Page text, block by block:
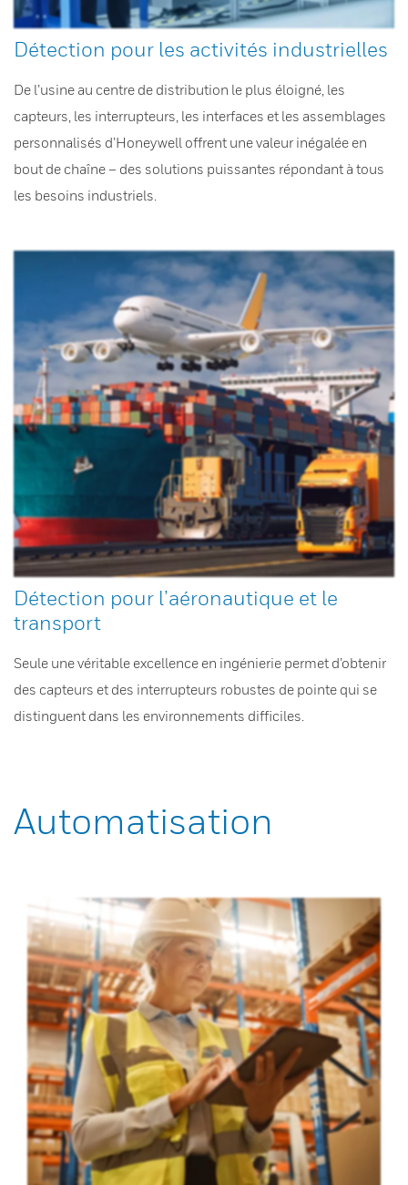
Détection pour les activités industrielles
De l’usine au centre de distribution le plus éloigné, les
capteurs, les interrupteurs, les interfaces et les assemblages
personnalisés d’Honeywell offrent une valeur inégalée en
bout de chaîne – des solutions puissantes répondant à tous
les besoins industriels.
Détection pour l’aéronautique et le
transport
Seule une véritable excellence en ingénierie permet d’obtenir
des capteurs et des interrupteurs robustes de pointe qui se
distinguent dans les environnements difficiles.
Automatisation